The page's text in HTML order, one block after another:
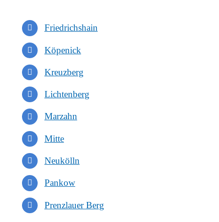
Friedrichshain
Köpenick
Kreuzberg
Lichtenberg
Marzahn
Mitte
Neukölln
Pankow
Prenzlauer Berg